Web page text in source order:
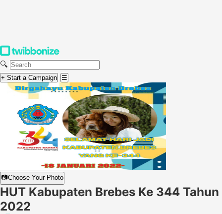
🔍
+ Start a Campaign ☰
📷Choose Your Photo
HUT Kabupaten Brebes Ke 344 Tahun
2022